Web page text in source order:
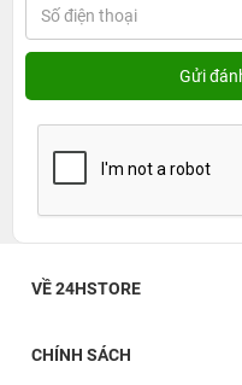
nhỏ gọn. Thiết bị được
liệu Aluminum CNC
cảm giác chắc chắn,
không kém phần tinh tế
VỀ 24HSTORE
CHÍNH SÁCH